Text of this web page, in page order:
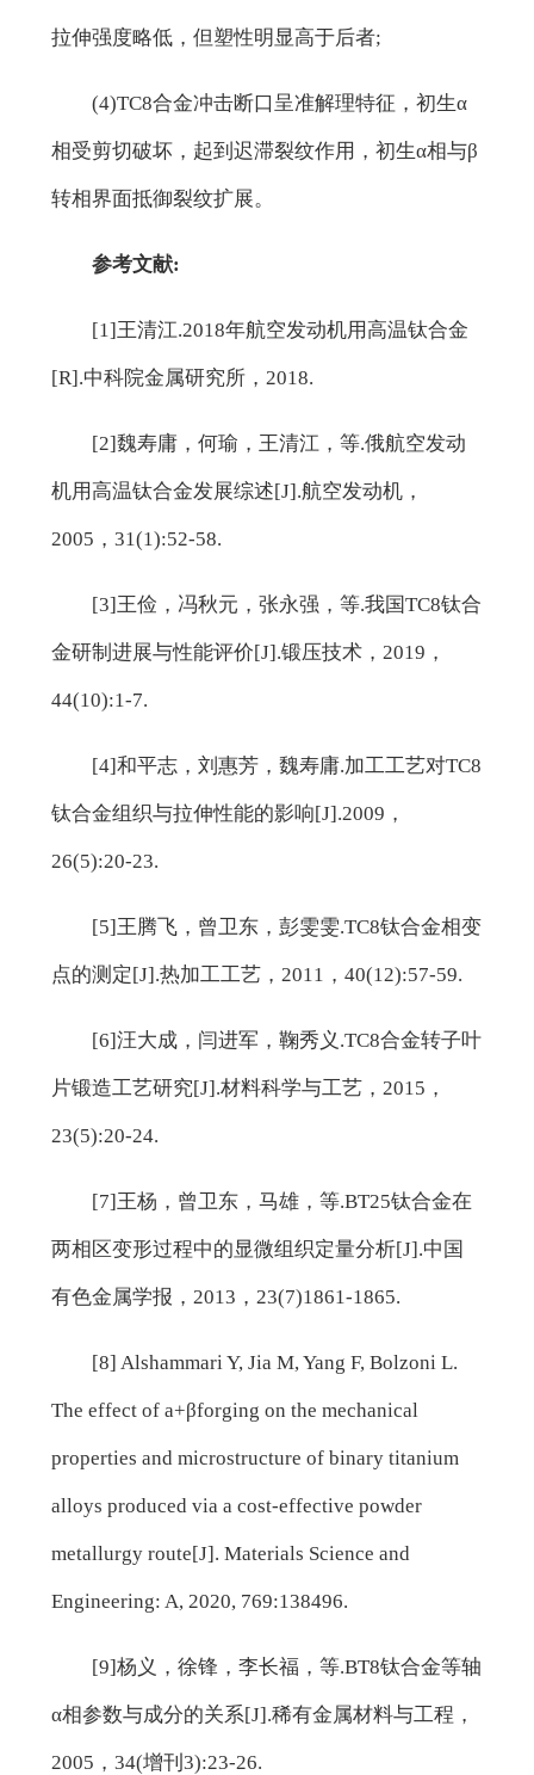
拉伸强度略低，但塑性明显高于后者;
(4)TC8合金冲击断口呈准解理特征，初生α
相受剪切破坏，起到迟滞裂纹作用，初生α相与β
转相界面抵御裂纹扩展。
参考文献:
[1]王清江.2018年航空发动机用高温钛合金
[R].中科院金属研究所，2018.
[2]魏寿庸，何瑜，王清江，等.俄航空发动
机用高温钛合金发展综述[J].航空发动机，
2005，31(1):52-58.
[3]王俭，冯秋元，张永强，等.我国TC8钛合
金研制进展与性能评价[J].锻压技术，2019，
44(10):1-7.
[4]和平志，刘惠芳，魏寿庸.加工工艺对TC8
钛合金组织与拉伸性能的影响[J].2009，
26(5):20-23.
[5]王腾飞，曾卫东，彭雯雯.TC8钛合金相变
点的测定[J].热加工工艺，2011，40(12):57-59.
[6]汪大成，闫进军，鞠秀义.TC8合金转子叶
片锻造工艺研究[J].材料科学与工艺，2015，
23(5):20-24.
[7]王杨，曾卫东，马雄，等.BT25钛合金在
两相区变形过程中的显微组织定量分析[J].中国
有色金属学报，2013，23(7)1861-1865.
[8] Alshammari Y, Jia M, Yang F, Bolzoni L.
The effect of a+βforging on the mechanical
properties and microstructure of binary titanium
alloys produced via a cost-effective powder
metallurgy route[J]. Materials Science and
Engineering: A, 2020, 769:138496.
[9]杨义，徐锋，李长福，等.BT8钛合金等轴
α相参数与成分的关系[J].稀有金属材料与工程，
2005，34(增刊3):23-26.